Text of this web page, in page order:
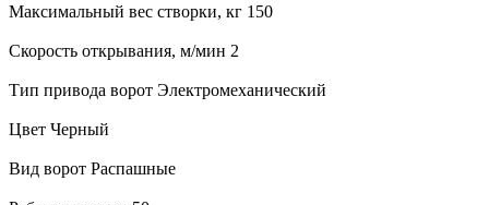
Максимальный вес створки, кг 150
Скорость открывания, м/мин 2
Тип привода ворот Электромеханический
Цвет Черный
Вид ворот Распашные